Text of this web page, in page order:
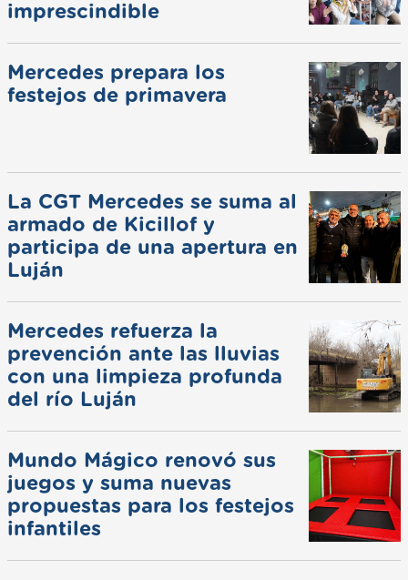
imprescindible
Mercedes prepara los
festejos de primavera
La CGT Mercedes se suma al
armado de Kicillof y
participa de una apertura en
Luján
Mercedes refuerza la
prevención ante las lluvias
con una limpieza profunda
del río Luján
Mundo Mágico renovó sus
juegos y suma nuevas
propuestas para los festejos
infantiles